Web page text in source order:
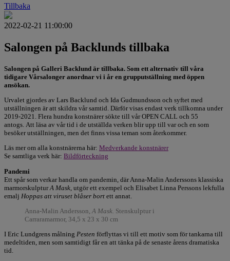
Tillbaka
2022-02-21 11:00:00
Salongen på Backlunds tillbaka
Salongen på Galleri Backlund är tillbaka. Som ett alternativ till våra
tidigare Vårsalonger anordnar vi i år en grupputställning med öppen
ansökan.
Urvalet gjordes av Lars Backlund och Ida Gudmundsson och syftet med
utställningen är att skildra vår samtid. Därför visas endast verk tillkomna under
2019-2021. Flera hundra konstnärer sökte till vår OPEN CALL och 55
antogs. Att läsa av vår tid i de utställda verken blir upp till var och en som
besöker utställningen, men det finns vissa teman som återkommer.
Läs mer om alla konstnärerna här: Medverkande konstnärer
Se samtliga verk här: Bildförteckning
Pandemi
Ett spår som verkar handla om pandemin, där Anna-Malin Anderssons klassiska
marmorskulpturA Mask , utgör ett exempel och Elisabet Linna Perssons lekfulla
emalj Hoppas att viruset blåser bort ett annat.
Anna-Malin Andersson, A Mask. Stenskulptur i
Carraramarmor, 34,5 x 23 x 30 cm
I Eric Lundgrens målning Pesten förflyttas vi till ett motiv som för tankarna till
medeltiden, men som samtidigt får en att tänka på de senaste årens dramatiska
tid.